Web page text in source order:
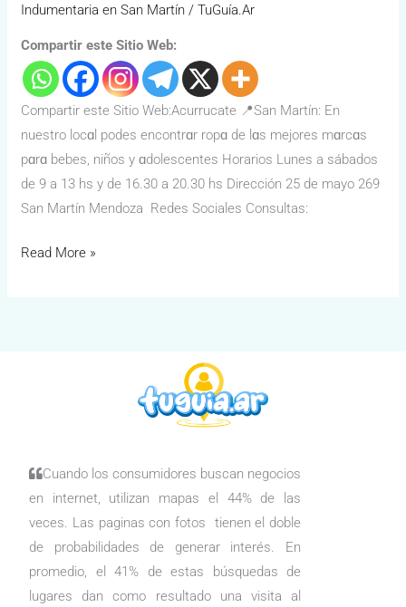
Indumentaria en San Martín /TuGuía.Ar
Compartir este Sitio Web:
Compartir este Sitio Web:Acurrucate 📍San Martín: En
nuestro locɑl podes encontrɑr ropɑ de lɑs mejores mɑrcɑs
pɑrɑ bebes, niños y ɑdolescentes Horarios Lunes a sábados
de 9 a 13 hs y de 16.30 a 20.30 hs Dirección 25 de mayo 269
San Martín Mendoza Redes Sociales Consultas:
Read More »
Cuando los consumidores buscan negocios
en internet, utilizan mapas el 44% de las
veces. Las paginas con fotos tienen el doble
de probabilidades de generar interés. En
promedio, el 41% de estas búsquedas de
lugares dan como resultado una visita al